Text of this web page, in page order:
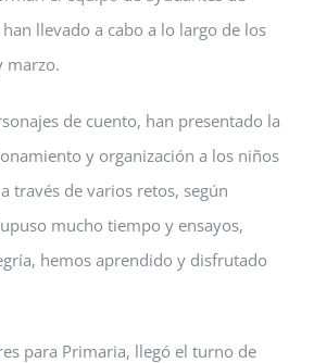
llevado a cabo a lo largo de los
marzo.
de cuento, han presentado la
y organización a los niños
través de varios retos, según
mucho tiempo y ensayos,
hemos aprendido y disfrutado
para Primaria, llegó el turno de